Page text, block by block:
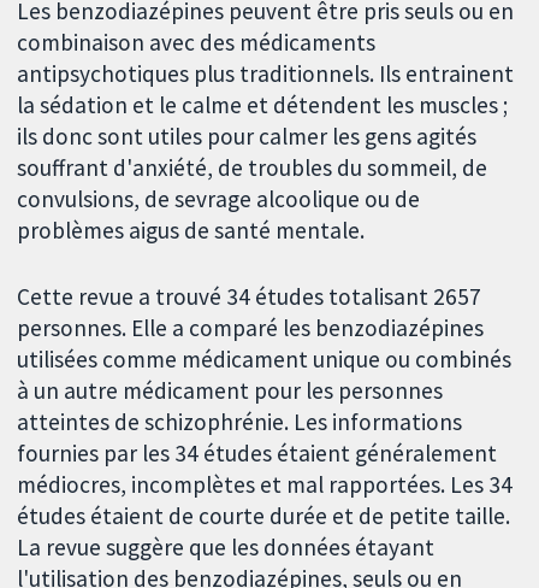
Les benzodiazépines peuvent être pris seuls ou en
combinaison avec des médicaments
antipsychotiques plus traditionnels. Ils entrainent
la sédation et le calme et détendent les muscles ;
ils donc sont utiles pour calmer les gens agités
souffrant d'anxiété, de troubles du sommeil, de
convulsions, de sevrage alcoolique ou de
problèmes aigus de santé mentale.
Cette revue a trouvé 34 études totalisant 2657
personnes. Elle a comparé les benzodiazépines
utilisées comme médicament unique ou combinés
à un autre médicament pour les personnes
atteintes de schizophrénie. Les informations
fournies par les 34 études étaient généralement
médiocres, incomplètes et mal rapportées. Les 34
études étaient de courte durée et de petite taille.
La revue suggère que les données étayant
l'utilisation des benzodiazépines, seuls ou en